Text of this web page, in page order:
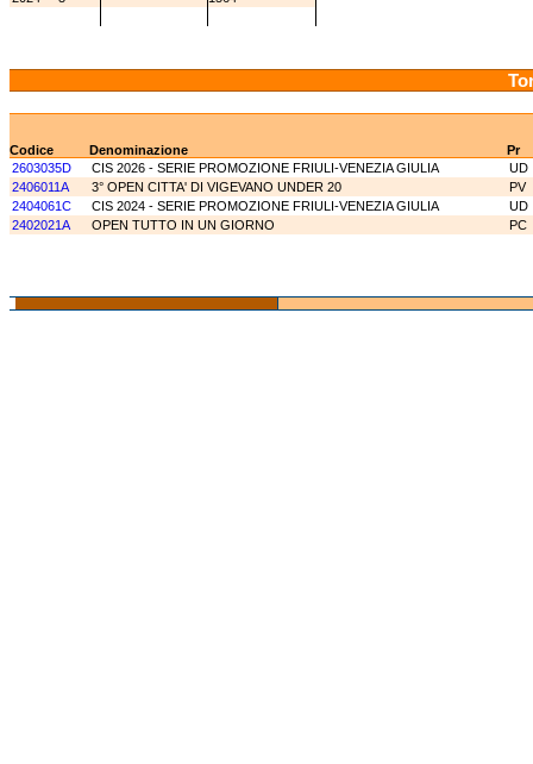
Codice Denominazione
Pr
2603035D
CIS 2026 - SERIE PROMOZIONE FRIULI-VENEZIA GIULIA
UD
2406011A
3° OPEN CITTA' DI VIGEVANO UNDER 20
PV
2404061C
CIS 2024 - SERIE PROMOZIONE FRIULI-VENEZIA GIULIA
UD
2402021A
OPEN TUTTO IN UN GIORNO PC